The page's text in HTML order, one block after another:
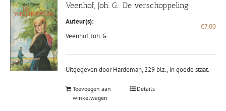
Veenhof, Joh. G.: De verschoppeling
Auteur(s):
Veenhof, Joh. G.
€7,00
Uitgegeven door Hardeman, 229 blz., in goede staat.
Toevoegen aan
winkelwagen
Details